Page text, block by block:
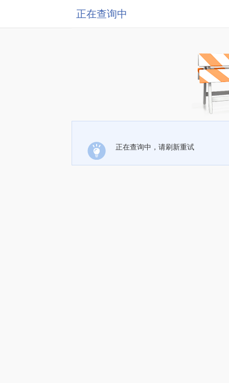
正在查询中
正在查询中，请刷新重试